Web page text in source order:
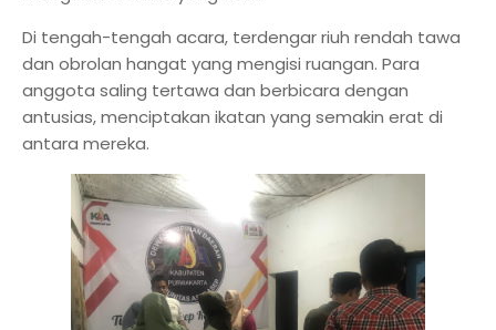
Di tengah-tengah acara, terdengar riuh rendah tawa
dan obrolan hangat yang mengisi ruangan. Para
anggota saling tertawa dan berbicara dengan
antusias, menciptakan ikatan yang semakin erat di
antara mereka.